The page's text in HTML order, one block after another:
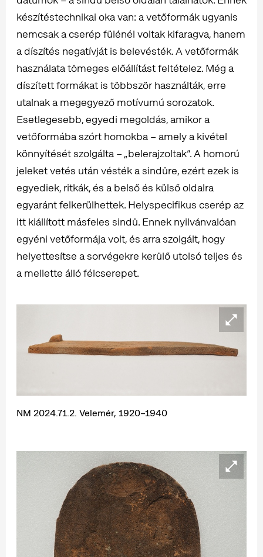
készítéstechnikai oka van: a vetőformák ugyanis
nemcsak a cserép fülénél voltak kifaragva, hanem
a díszítés negatívját is belevésték. A vetőformák
használata tömeges előállítást feltételez. Még a
díszített formákat is többször használták, erre
utalnak a megegyező motívumú sorozatok.
Esetlegesebb, egyedi megoldás, amikor a
vetőformába szórt homokba – amely a kivétel
könnyítését szolgálta – „belerajzoltak”. A homorú
jeleket vetés után vésték a sindüre, ezért ezek is
egyediek, ritkák, és a belső és külső oldalra
egyaránt felkerülhettek. Helyspecifikus cserép az
itt kiállított másfeles sindü. Ennek nyilvánvalóan
egyéni vetőformája volt, és arra szolgált, hogy
helyettesítse a sorvégekre kerülő utolsó teljes és
a mellette álló félcserepet.
NM 2024.71.2. Velemér, 1920–1940